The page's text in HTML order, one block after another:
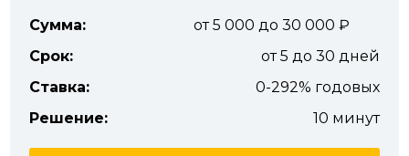
Сумма:
от 5 000 до 30 000
Срок:
от 5 до 30 дней
Ставка:
0-292% годовых
Решение:
10 минут